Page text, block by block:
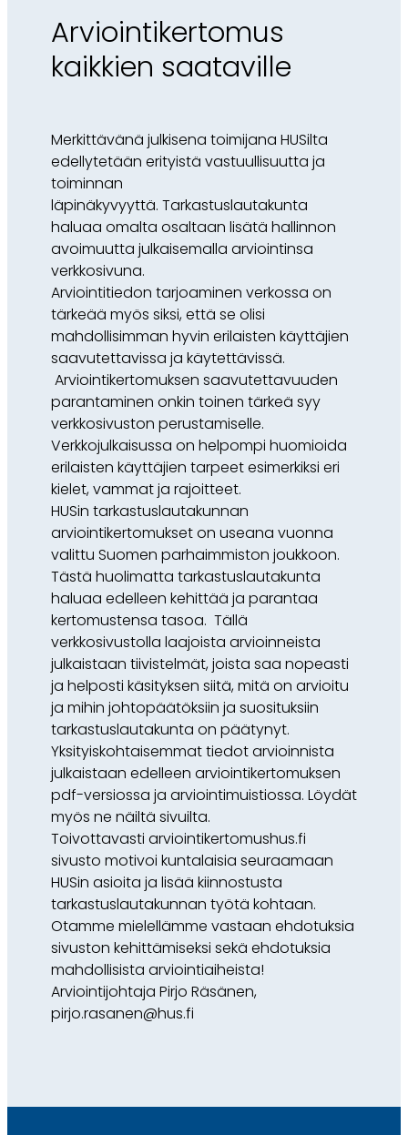
Arviointikertomus
kaikkien saataville
Merkittävänä julkisena toimijana HUSilta
edellytetään erityistä vastuullisuutta ja
toiminnan
läpinäkyvyyttä. Tarkastuslautakunta
haluaa omalta osaltaan lisätä hallinnon
avoimuutta julkaisemalla arviointinsa
verkkosivuna.
Arviointitiedon tarjoaminen verkossa on
tärkeää myös siksi, että se olisi
mahdollisimman hyvin erilaisten käyttäjien
saavutettavissa ja käytettävissä.
Arviointikertomuksen saavutettavuuden
parantaminen onkin toinen tärkeä syy
verkkosivuston perustamiselle.
Verkkojulkaisussa on helpompi huomioida
erilaisten käyttäjien tarpeet esimerkiksi eri
kielet, vammat ja rajoitteet.
HUSin tarkastuslautakunnan
arviointikertomukset on useana vuonna
valittu Suomen parhaimmiston joukkoon.
Tästä huolimatta tarkastuslautakunta
haluaa edelleen kehittää ja parantaa
kertomustensa tasoa. Tällä
verkkosivustolla laajoista arvioinneista
julkaistaan tiivistelmät, joista saa nopeasti
ja helposti käsityksen siitä, mitä on arvioitu
ja mihin johtopäätöksiin ja suosituksiin
tarkastuslautakunta on päätynyt.
Yksityiskohtaisemmat tiedot arvioinnista
julkaistaan edelleen arviointikertomuksen
pdf-versiossa ja arviointimuistiossa. Löydät
myös ne näiltä sivuilta.
Toivottavasti arviointikertomushus.fi
sivusto motivoi kuntalaisia seuraamaan
HUSin asioita ja lisää kiinnostusta
tarkastuslautakunnan työtä kohtaan.
Otamme mielellämme vastaan ehdotuksia
sivuston kehittämiseksi sekä ehdotuksia
mahdollisista arviointiaiheista!
Arviointijohtaja Pirjo Räsänen,
pirjo.rasanen@hus.fi